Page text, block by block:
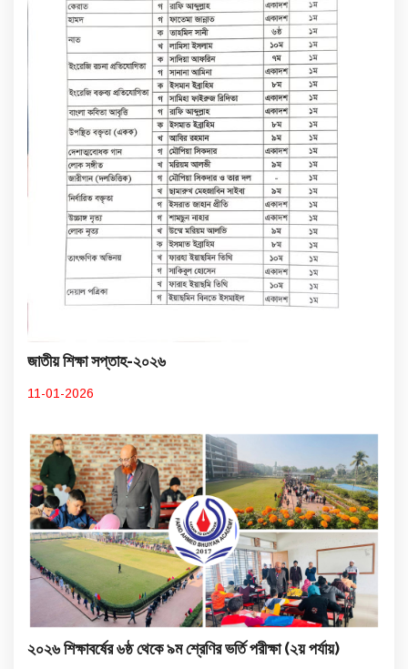
জাতীয় শিক্ষা সপ্তাহ-২০২৬
11-01-2026
২০২৬ শিক্ষাবর্ষের ৬ষ্ঠ থেকে ৯ম শ্রেণির ভর্তি পরীক্ষা (২য় পর্যায়)